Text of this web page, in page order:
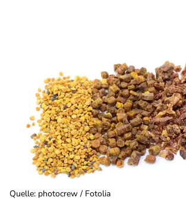
Quelle: photocrew / Fotolia